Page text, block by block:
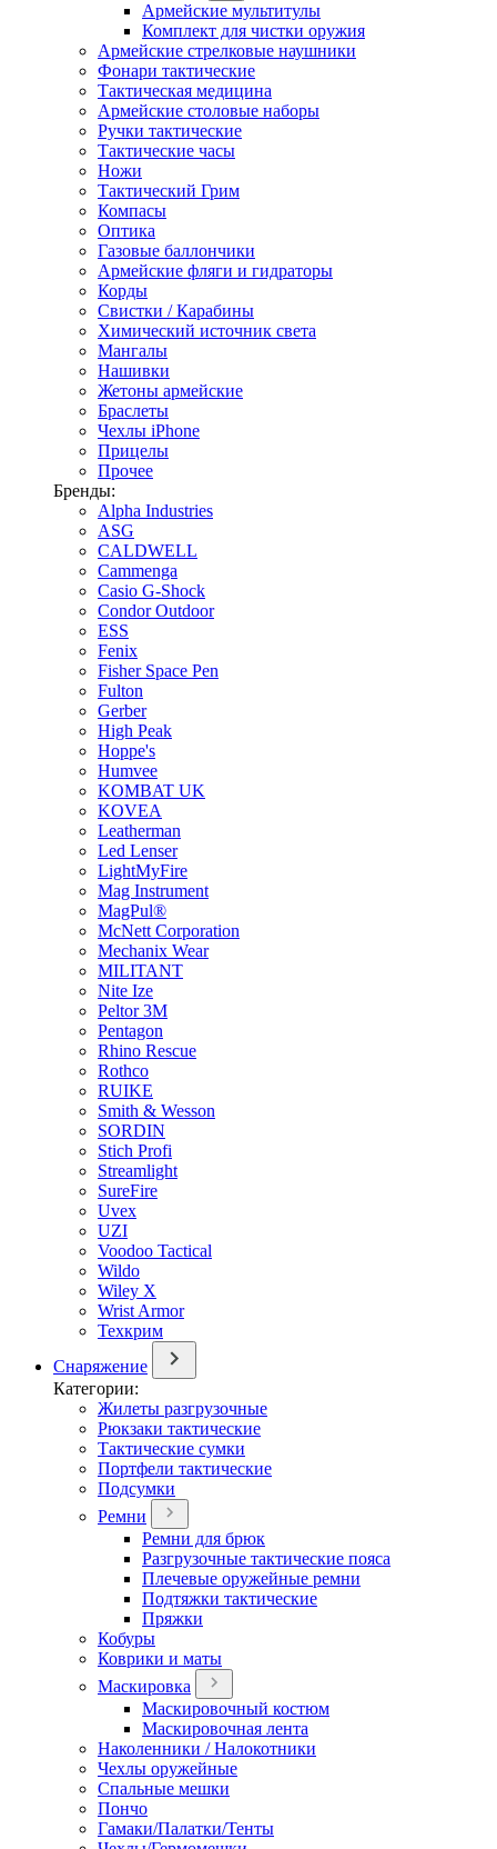
Армейские мультитулы
Комплект для чистки оружия
Армейские стрелковые наушники
Фонари тактические
Тактическая медицина
Армейские столовые наборы
Ручки тактические
Тактические часы
Ножи
Тактический Грим
Компасы
Оптика
Газовые баллончики
Армейские фляги и гидраторы
Корды
Свистки / Карабины
Химический источник света
Мангалы
Нашивки
Жетоны армейские
Браслеты
Чехлы iPhone
Прицелы
Прочее
Бренды:
Alpha Industries
ASG
CALDWELL
Cammenga
Casio G-Shock
Condor Outdoor
ESS
Fenix
Fisher Space Pen
Fulton
Gerber
High Peak
Hoppe's
Humvee
KOMBAT UK
KOVEA
Leatherman
Led Lenser
LightMyFire
Mag Instrument
MagPul®
McNett Corporation
Mechanix Wear
MILITANT
Nite Ize
Peltor 3M
Pentagon
Rhino Rescue
Rothco
RUIKE
Smith & Wesson
SORDIN
Stich Profi
Streamlight
SureFire
Uvex
UZI
Voodoo Tactical
Wildo
Wiley X
Wrist Armor
Техкрим
Снаряжение
Категории:
Жилеты разгрузочные
Рюкзаки тактические
Тактические сумки
Портфели тактические
Подсумки
Ремни
Ремни для брюк
Разгрузочные тактические пояса
Плечевые оружейные ремни
Подтяжки тактические
Пряжки
Кобуры
Коврики и маты
Маскировка
Маскировочный костюм
Маскировочная лента
Наколенники / Налокотники
Чехлы оружейные
Спальные мешки
Пончо
Гамаки/Палатки/Тенты